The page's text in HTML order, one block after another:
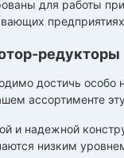
для работы
редукторы
достичь
ассортименте
и надежной
низким